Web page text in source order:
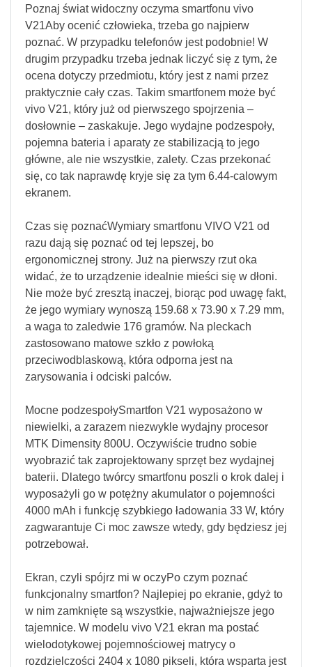
Poznaj świat widoczny oczyma smartfonu vivo
V21Aby ocenić człowieka, trzeba go najpierw
poznać. W przypadku telefonów jest podobnie! W
drugim przypadku trzeba jednak liczyć się z tym, że
ocena dotyczy przedmiotu, który jest z nami przez
praktycznie cały czas. Takim smartfonem może być
vivo V21, który już od pierwszego spojrzenia –
dosłownie – zaskakuje. Jego wydajne podzespoły,
pojemna bateria i aparaty ze stabilizacją to jego
główne, ale nie wszystkie, zalety. Czas przekonać
się, co tak naprawdę kryje się za tym 6.44-calowym
ekranem.
Czas się poznaćWymiary smartfonu VIVO V21 od
razu dają się poznać od tej lepszej, bo
ergonomicznej strony. Już na pierwszy rzut oka
widać, że to urządzenie idealnie mieści się w dłoni.
Nie może być zresztą inaczej, biorąc pod uwagę fakt,
że jego wymiary wynoszą 159.68 x 73.90 x 7.29 mm,
a waga to zaledwie 176 gramów. Na pleckach
zastosowano matowe szkło z powłoką
przeciwodblaskową, która odporna jest na
zarysowania i odciski palców.
Mocne podzespołySmartfon V21 wyposażono w
niewielki, a zarazem niezwykle wydajny procesor
MTK Dimensity 800U. Oczywiście trudno sobie
wyobrazić tak zaprojektowany sprzęt bez wydajnej
baterii. Dlatego twórcy smartfonu poszli o krok dalej i
wyposażyli go w potężny akumulator o pojemności
4000 mAh i funkcję szybkiego ładowania 33 W, który
zagwarantuje Ci moc zawsze wtedy, gdy będziesz jej
potrzebował.
Ekran, czyli spójrz mi w oczyPo czym poznać
funkcjonalny smartfon? Najlepiej po ekranie, gdyż to
w nim zamknięte są wszystkie, najważniejsze jego
tajemnice. W modelu vivo V21 ekran ma postać
wielodotykowej pojemnościowej matrycy o
rozdzielczości 2404 x 1080 pikseli, która wsparta jest